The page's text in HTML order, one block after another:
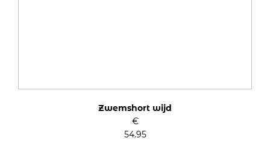
Zwemshort wijd
€
54.95